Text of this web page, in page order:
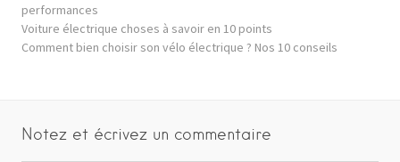
performances
Voiture électrique choses à savoir en 10 points
Comment bien choisir son vélo électrique ? Nos 10 conseils
Notez et écrivez un commentaire